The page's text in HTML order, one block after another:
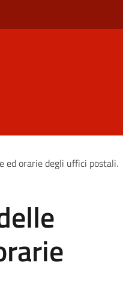
ed orarie degli uffici postali.